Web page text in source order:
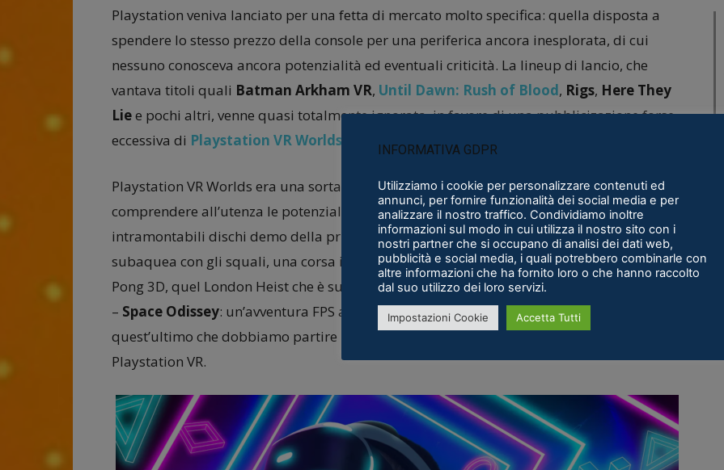
Playstation veniva lanciato per una fetta di mercato molto specifica: quella disposta a
spendere lo stesso prezzo della console per una periferica ancora inesplorata, di cui
nessuno conosceva ancora potenzialità ed eventuali criticità. La lineup di lancio, che
vantava titoli quali Batman Arkham VR, Until Dawn: Rush of Blood, Rigs, Here They
Liee pochi altri, venne quasi totalmente ignorata, in favore di una pubblicizazione forse
eccessiva di Playstation VR Worlds , che veniva venduto anche in bundle con il visore.
Playstation VR Worlds era una sorta di collezione di cinque mini esperienze, atte a far
comprendere all’utenza le potenzialità del nuovo hardware di Sony: un po’ come gli
intramontabili dischi demo della prima Playstation. C’era dentro un’esperienza
subaquea con gli squali, una corsa in autostrada su una tavola di legno, una sorta di
Pong 3D, quel London Heist che è successivamente diventatoBlood and Truth
– Space Odissey: un’avventura FPS a bordo di un mech nello spazio. Ed è proprio da
quest’ultimo che dobbiamo partire per capire cosa è andato storto durante il lancio di
Playstation VR.
INFORMATIVA GDPR
Utilizziamo i cookie per personalizzare contenuti ed
annunci, per fornire funzionalità dei social media e per
analizzare il nostro traffico. Condividiamo inoltre
informazioni sul modo in cui utilizza il nostro sito con i
nostri partner che si occupano di analisi dei dati web,
pubblicità e social media, i quali potrebbero combinarle con
altre informazioni che ha fornito loro o che hanno raccolto
dal suo utilizzo dei loro servizi.
Impostazioni Cookie Accetta Tutti